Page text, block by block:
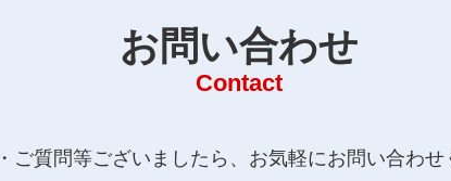
お問い合わせ
Contact
ご質問等ございましたら、お気軽にお問い合わせ